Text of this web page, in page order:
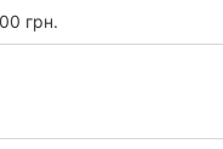
грн.